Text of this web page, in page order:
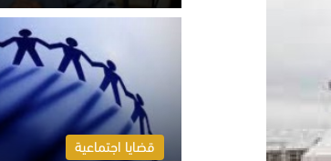
الثلاثاء 4 أغسطس 2026 01:04 م
قضايا اجتماعية